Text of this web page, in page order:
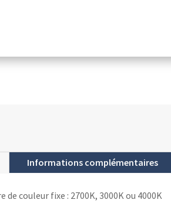
Informations complémentaires
de couleur fixe : 2700K, 3000K ou 4000K